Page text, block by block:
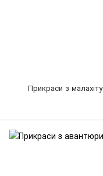
Прикраси з малахіту